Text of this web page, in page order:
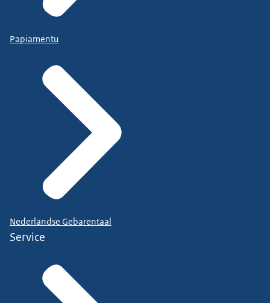
Papiamentu
Nederlandse Gebarentaal
Service